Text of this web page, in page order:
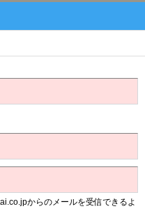
からのメールを受信できるよ